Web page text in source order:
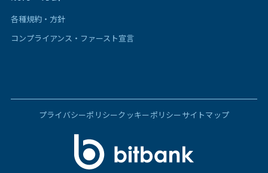
各種規約・方針
コンプライアンス・ファースト宣言
プライバシーポリシークッキーポリシーサイトマップ